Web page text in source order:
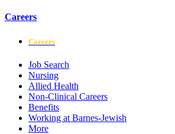
Careers
Careers
Job Search
Nursing
Allied Health
Non-Clinical Careers
Benefits
Working at Barnes-Jewish
More